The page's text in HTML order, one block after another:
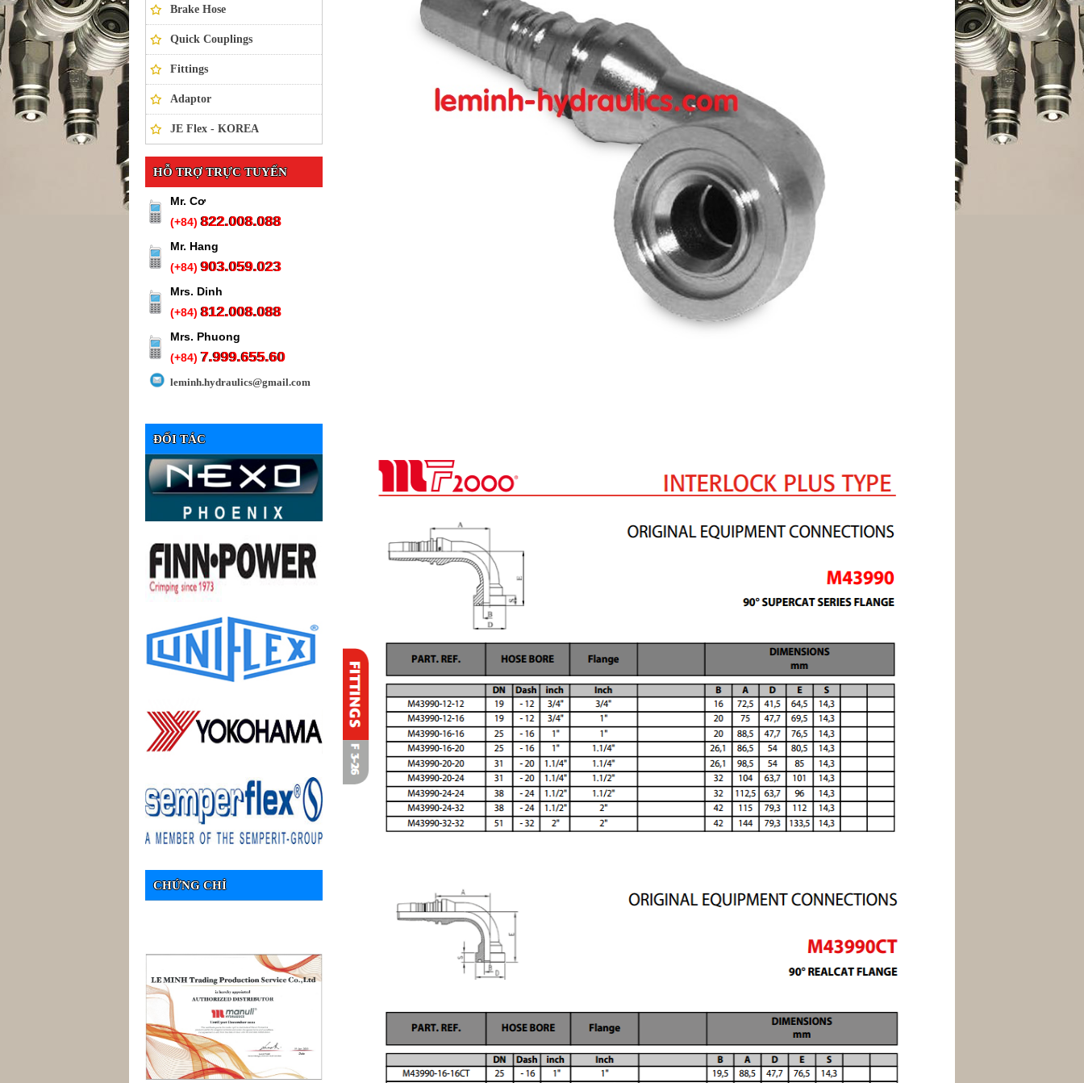
Brake Hose
Quick Couplings
Fittings
Adaptor
JE Flex - KOREA
HỖ TRỢ TRỰC TUYẾN
Mr. Cơ
(+84)822.008.088
Mr. Hang
(+84)903.059.023
Mrs. Dinh
(+84)812.008.088
Mrs. Phuong
(+84)7.999.655.60
leminh.hydraulics@gmail.com
ĐỐI TÁC
CHỨNG CHỈ